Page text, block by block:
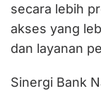
secara lebih
akses yang
dan layanan
Sinergi Bank